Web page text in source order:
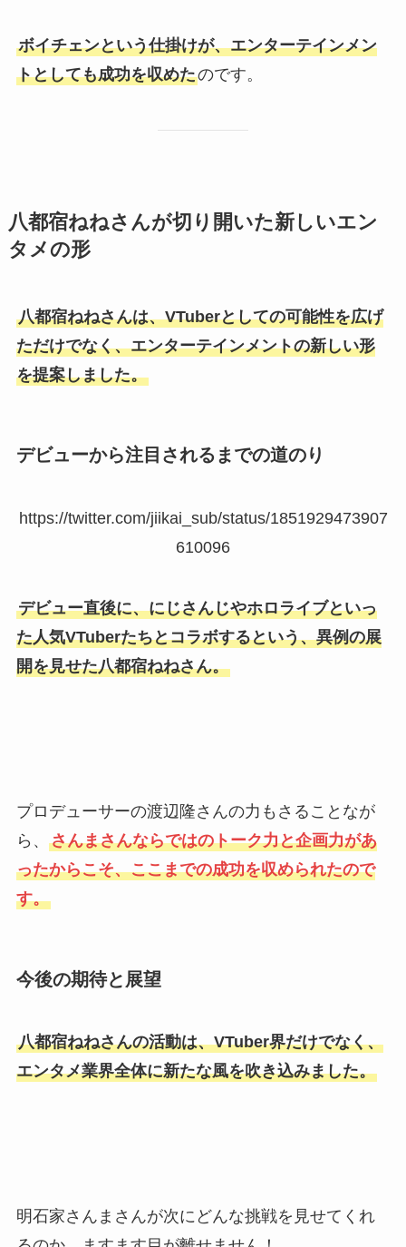
ボイチェンという仕掛けが、エンターテインメン
トとしても成功を収めたのです。
八都宿ねねさんが切り開いた新しいエン
タメの形
八都宿ねねさんは、VTuberとしての可能性を広げ
ただけでなく、エンターテインメントの新しい形
を提案しました。
デビューから注目されるまでの道のり
https://twitter.com/jiikai_sub/status/1851929473907
610096
デビュー直後に、にじさんじやホロライブといっ
た人気VTuberたちとコラボするという、異例の展
開を見せた八都宿ねねさん。
プロデューサーの渡辺隆さんの力もさることなが
ら、 さんまさんならではのトーク力と企画力があ
ったからこそ、ここまでの成功を収められたので
す。
今後の期待と展望
八都宿ねねさんの活動は、VTuber界だけでなく、
エンタメ業界全体に新たな風を吹き込みました。
明石家さんまさんが次にどんな挑戦を見せてくれ